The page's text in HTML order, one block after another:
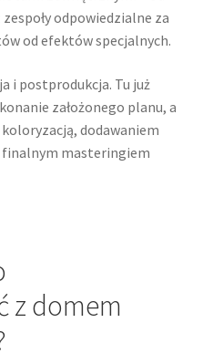
odpowiedzialne za
od efektów specjalnych.
i postprodukcja. Tu już
założonego planu, a
dodawaniem
finalnym masteringiem
z domem